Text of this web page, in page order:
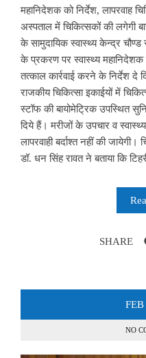
महानिदेशक को निर्देश, लापरवाह
अस्पताल में चिकित्सकों की लगेगी
के सामुदायिक स्वास्थ्य केन्द्र चौण्ड
के प्रकरण पर स्वास्थ्य महानिदेशक
तत्काल कार्रवाई करने के निर्देश
राजकीय चिकित्सा इकाईयों में
स्टॉफ की बायोमेट्रिक उपस्थित
दिये हैं। मरीजों के उपचार व
लापरवाही बर्दाश्त नहीं की जायेगी।
डॉ. धन सिंह रावत ने बताया कि
SHARE
FEB
NO